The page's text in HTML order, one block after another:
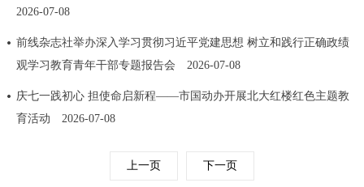
2026-07-08
前线杂志社举办深入学习贯彻习近平党建思想 树立和践行正确政绩
观学习教育青年干部专题报告会
2026-07-08
庆七一践初心 担使命启新程——市国动办开展北大红楼红色主题教
育活动
2026-07-08
上一页 下一页